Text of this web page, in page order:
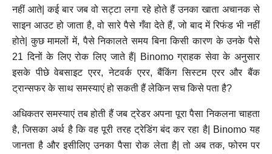
नहीं आते| कई बार जब वो सट्टा लगा रहे होते हैं उनका खाता अचानक से
साइन आउट हो जाता है, वो सारे पैसे गँवा देते हैं, जो बाद में रिफंड भी नहीं
होते| कुछ मामलों में, पैसे निकालते समय बिना किसी कारण के उनके पैसे
21 दिनों के लिए रोक लिए जाते हैं| Binomo ग्राहक सेवा के अनुसार
इसके पीछे वेबसाइट एरर, नेटवर्क एरर, बैंकिंग सिस्टम एरर और बैंक
ट्रान्सफर के साथ समस्याएं हो सकती हैं लेकिन सच किसे पता है?
अधिकतर समस्याएं तब होती हैं जब ट्रेडर अपना पूरा पैसा निकलना चाहता
है, जिसका अर्थ है कि वह पूरी तरह ट्रेडिंग बंद कर रहा है| Binomo यह
जानता है और इसीलिए उनका पैसा रोक लेता है| तो अब तक, फोरम पर